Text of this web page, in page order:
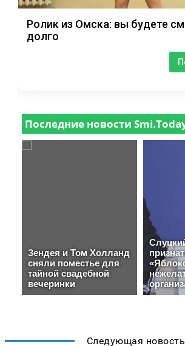
Ролик из Омска: вы будете
долго
Следующая новость